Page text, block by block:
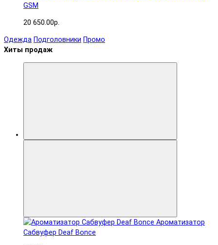
GSM
20 650.00р.
Одежда Подголовники Промо
Хиты продаж
Ароматизатор
Сабвуфер Deaf Bonce